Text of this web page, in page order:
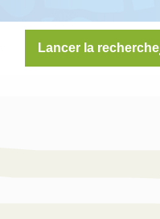
Lancer la recherche